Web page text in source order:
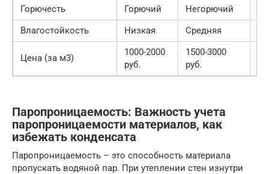
Горючесть
Горючий Негорючий
Влагостойкость
Низкая Средняя
Цена (за м3)
1000-2000
руб.
1500-3000
руб.
Паропроницаемость: Важность учета
паропроницаемости материалов, как
избежать конденсата
Паропроницаемость – это способность материала
пропускать водяной пар. При утеплении стен изнутри